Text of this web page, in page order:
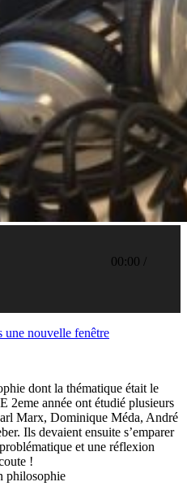
00:00 /
une nouvelle fenêtre
dont la thématique était le
année ont étudié plusieurs
Marx, Dominique Méda, André
Ils devaient ensuite s’emparer
et une réflexion
!
philosophie